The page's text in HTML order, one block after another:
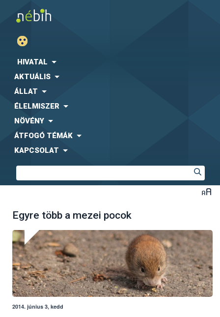
HIVATAL
AKTUÁLIS
ÁLLAT
ÉLELMISZER
NÖVÉNY
ÁTFOGÓ TÉMÁK
KAPCSOLAT
Egyre több a mezei pocok
2014. június 3, kedd